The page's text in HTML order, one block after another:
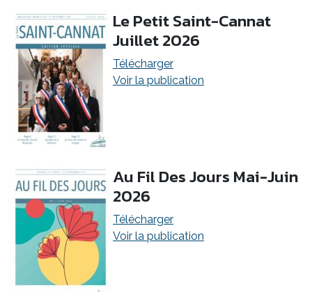
Le Petit Saint-Cannat
Juillet 2026
Télécharger
Voir la publication
Au Fil Des Jours Mai-Juin
2026
Télécharger
Voir la publication